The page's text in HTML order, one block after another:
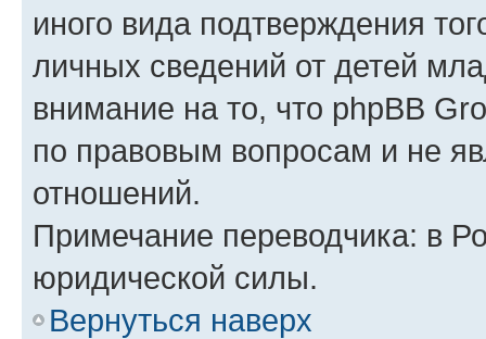
иного вида подтверждения
личных сведений от детей
внимание на то, что phpBB
по правовым вопросам и не
отношений.
Примечание переводчика: в
юридической силы.
Вернуться наверх